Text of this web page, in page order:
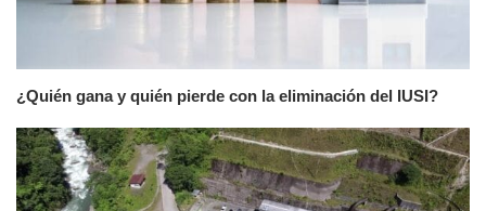
¿Quién gana y quién pierde con la eliminación del IUSI?